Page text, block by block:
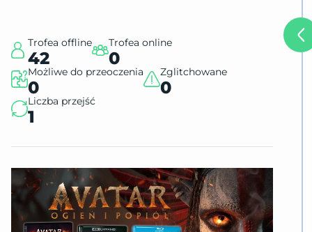
Trofea offline
42
Trofea online
0
Możliwe do przeoczenia
0
Zglitchowane
0
Liczba przejść
1